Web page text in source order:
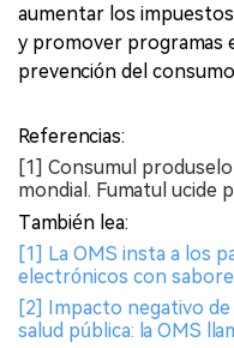
aumentar los
y promover programas
prevención del
Referencias:
[1] Consumul
mondial. Fumatul ucide
También lea:
[1] La OMS insta a los
electrónicos con
[2] Impacto negativo
salud pública: la OMS